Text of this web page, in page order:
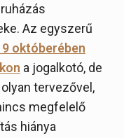
Az egyszerű
októberében
a jogalkotó, de
tervezővel,
megfelelő
hiánya